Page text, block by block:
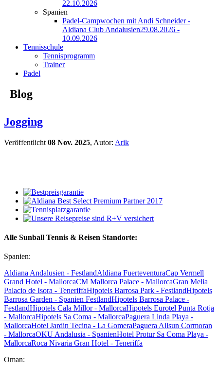
22.10.2026
Spanien
Padel-Campwochen mit Andi Schneider -
Aldiana Club Andalusien29.08.2026 -
10.09.2026
Tennisschule
Tennisprogramm
Trainer
Padel
Blog
Jogging
Veröffentlicht 08 Nov. 2025, Autor: Arik
Alle Sunball Tennis & Reisen Standorte:
Spanien:
Aldiana Andalusien - FestlandAldiana FuerteventuraCap Vermell
Grand Hotel - MallorcaCM Mallorca Palace - MallorcaGran Melia
Palacio de Isora - TeneriffaHipotels Barrosa Park - FestlandHipotels
Barrosa Garden - Spanien FestlandHipotels Barrosa Palace -
FestlandHipotels Cala Millor - MallorcaHipotels Eurotel Punta Rotja
- MallorcaHipotels Sa Coma - MallorcaPaguera Linda Playa -
MallorcaHotel Jardin Tecina - La GomeraPaguera Allsun Cormoran
- MallorcaOKU Andalusia - SpanienHotel Protur Sa Coma Playa -
MallorcaRoca Nivaria Gran Hotel - Teneriffa
Oman: